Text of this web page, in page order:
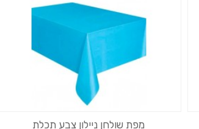
מפת שולחן ניילון צבע תכלת